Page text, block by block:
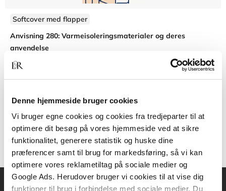
Denne hjemmeside bruger cookies
Vi bruger egne cookies og cookies fra tredjeparter til at
optimere dit besøg på vores hjemmeside ved at sikre
funktionalitet, generere statistik og huske dine
præferencer samt til brug for markedsføring, så vi kan
optimere vores reklametiltag på sociale medier og
Google Ads. Herudover bruger vi cookies til at vise dig
funktioner til brug i forbindelse med sociale medier. Du
Softcover med flapper
Anvisning 280: Varmeisoleringsmaterialer og deres
anvendelse
Ernst Jan de Place Hansen Freja Nygaard Rasmussen
600,00 KR.